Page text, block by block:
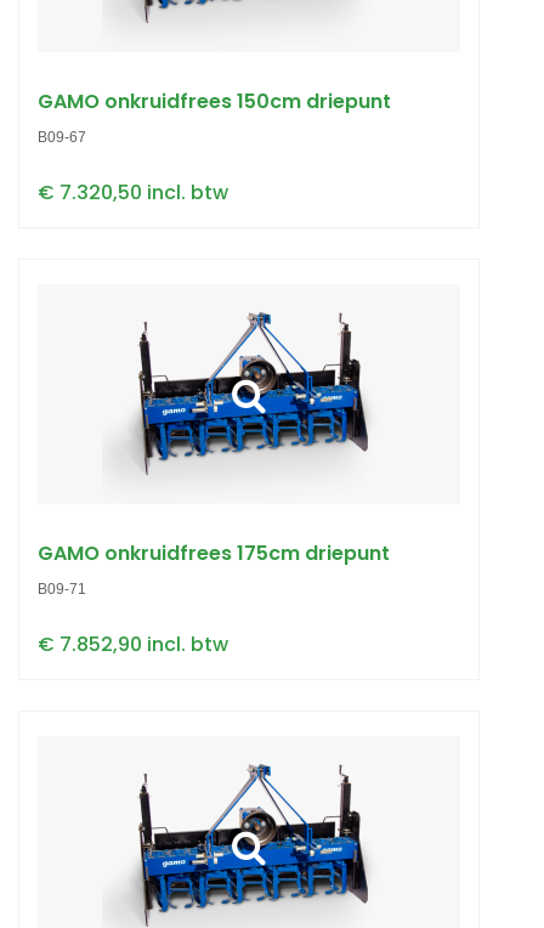
GAMO onkruidfrees 150cm driepunt
B09-67
€ 7.320,50 incl. btw
GAMO onkruidfrees 175cm driepunt
B09-71
€ 7.852,90 incl. btw